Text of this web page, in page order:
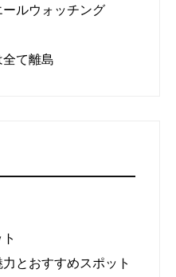
ルウォッチング
て離島
力とおすすめスポット